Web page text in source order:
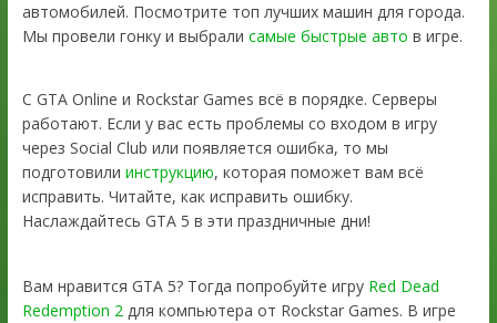
автомобилей. Посмотрите топ лучших машин для города.
Мы провели гонку и выбрали самые быстрые авто в игре.
С GTA Online и Rockstar Games всё в порядке. Серверы
работают. Если у вас есть проблемы со входом в игру
через Social Club или появляется ошибка, то мы
подготовили инструкцию, которая поможет вам всё
исправить. Читайте, как исправить ошибку.
Наслаждайтесь GTA 5 в эти праздничные дни!
Вам нравится GTA 5? Тогда попробуйте игру Red Dead
Redemption 2для компьютера от Rockstar Games. В игре